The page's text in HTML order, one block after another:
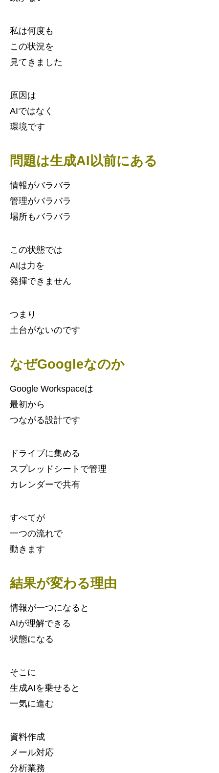
私は何度も
この状況を
見てきました
原因は
AIではなく
環境です
問題は生成AI以前にある
情報がバラバラ
管理がバラバラ
場所もバラバラ
この状態では
AIは力を
発揮できません
つまり
土台がないのです
なぜGoogleなのか
Google Workspaceは
最初から
つながる設計です
ドライブに集める
スプレッドシートで管理
カレンダーで共有
すべてが
一つの流れで
動きます
結果が変わる理由
情報が一つになると
AIが理解できる
状態になる
そこに
生成AIを乗せると
一気に進む
資料作成
メール対応
分析業務